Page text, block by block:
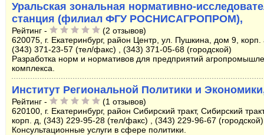
Уральская зональная нормативно-
станция (филиал ФГУ РОСНИСАГРОПРОМ),
Рейтинг -
(2 отзывов)
620075, г. Екатеринбург, район Центр, ул. Пушкина, дом 9,
(343) 371-23-57 (тел/факс) , (343) 371-05-68 (городской)
Разработка норм и нормативов для предприятий
комплекса.
Институт Региональной Политики и
Рейтинг -
(1 отзывов)
620100, г. Екатеринбург, район Сибирский тракт, Сибирский
корп. д, (343) 229-95-28 (тел/факс) , (343) 229-96-67 (городской)
Консультационные услуги в сфере политики.